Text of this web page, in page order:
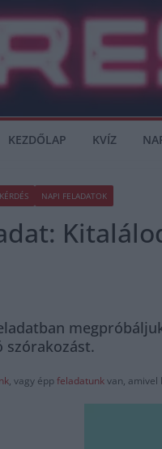
KEZDŐLAP KVÍZ
NAPI FELADATOK
szórakozást.
, vagy éppfeladatunkvan, amivel